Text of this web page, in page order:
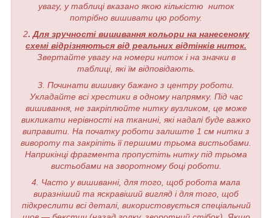
увагу, у таблиці вказано якою кількістю ниток
потрібно вишивати цю роботу.
2. Для зручності вишивання кольори на нанесеному
схемі відрізняються від реальних відтінків ниток.
Звертайте увагу на номери ниток і на значки в
таблиці, які їм відповідають.
3. Починати вишивку бажано з центру роботи.
Укладайте всі хрестики в одному напрямку. Під час
вишивання, не закріплюйте нитку вузликом, це може
викликати нерівності на тканині, які надалі буде важко
виправити. На початку роботи залиште 1 см нитки з
вивороту та закріпіть її першими трьома вистьобами.
Наприкінці фрагмента пропустіть нитку під трьома
вистьобами на зворотному боці роботи.
4. Часто у вишиванні, для того, щоб робота мала
виразніший та яскравіший вигляд і для того, щоб
підкреслити всі деталі, використовується спеціальний